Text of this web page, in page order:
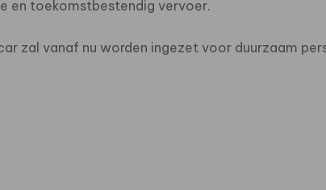
en toekomstbestendig vervoer.
zal vanaf nu worden ingezet voor duurzaam